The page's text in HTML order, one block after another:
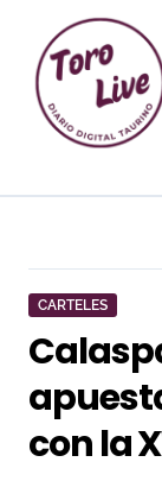
contenido
CARTELES
con la